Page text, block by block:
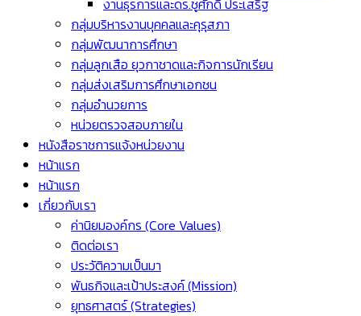
งานธุรการและดร.ชูศักดิ์ ประเสริฐ
กลุ่มบริหารงานบุคคลและคุรุสภา
กลุ่มพัฒนาการศึกษา
กลุ่มลูกเสือ ยุวกาชาดและกิจการนักเรียน
กลุ่มส่งเสริมการศึกษาเอกชน
กลุ่มอำนวยการ
หน่วยตรวจสอบภายใน
หนังสือราชการแจ้งหน่วยงาน
หน้าแรก
หน้าแรก
เกี่ยวกับเรา
ค่านิยมองค์กร (Core Values)
ติดต่อเรา
ประวัติความเป็นมา
พันธกิจและเป้าประสงค์ (Mission)
ยุทธศาสตร์ (Strategies)